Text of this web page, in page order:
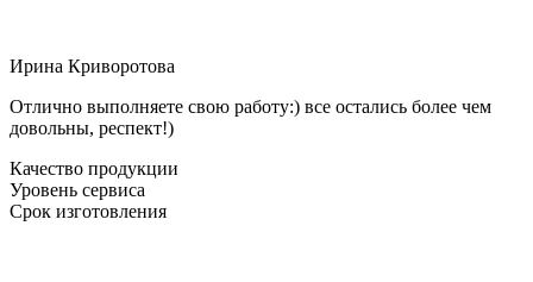
Ирина Криворотова
Отлично выполняете свою работу:) все остались более чем
довольны, респект!)
Качество продукции
Уровень сервиса
Срок изготовления